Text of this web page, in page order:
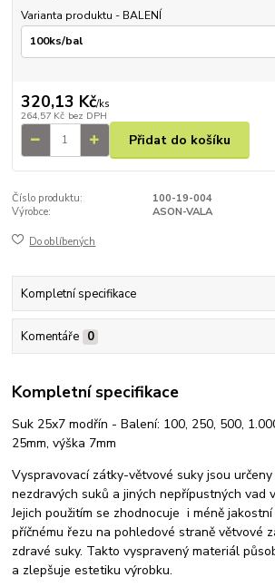
Varianta produktu - BALENÍ
320,13 Kč/ks
264,57 Kč bez DPH
Přidat do košíku
Číslo produktu:
100-19-004
Výrobce:
ASON-VALA
Do oblíbených
Kompletní specifikace
Komentáře 0
Kompletní specifikace
Suk 25x7 modřín - Balení: 100, 250, 500,
25mm, výška 7mm
Vyspravovací zátky-větvové suky jsou
nezdravých suků a jiných nepřípustných vad
Jejich použitím se zhodnocuje i méně
příčnému řezu na pohledové straně větvové
zdravé suky. Takto vyspravený materiál
a zlepšuje estetiku výrobku.